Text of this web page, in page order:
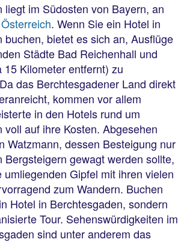
liegt im Südosten von Bayern, an
Österreich. Wenn Sie ein Hotel in
buchen, bietet es sich an, Ausflüge
Städte Bad Reichenhall und
15 Kilometer entfernt) zu
das Berchtesgadener Land direkt
kommen vor allem
in den Hotels rund um
voll auf ihre Kosten. Abgesehen
Watzmann, dessen Besteigung nur
Bergsteigern gewagt werden sollte,
umliegenden Gipfel mit ihren vielen
zum Wandern. Buchen
Hotel in Berchtesgaden, sondern
Tour. Sehenswürdigkeiten im
sind unter anderem das